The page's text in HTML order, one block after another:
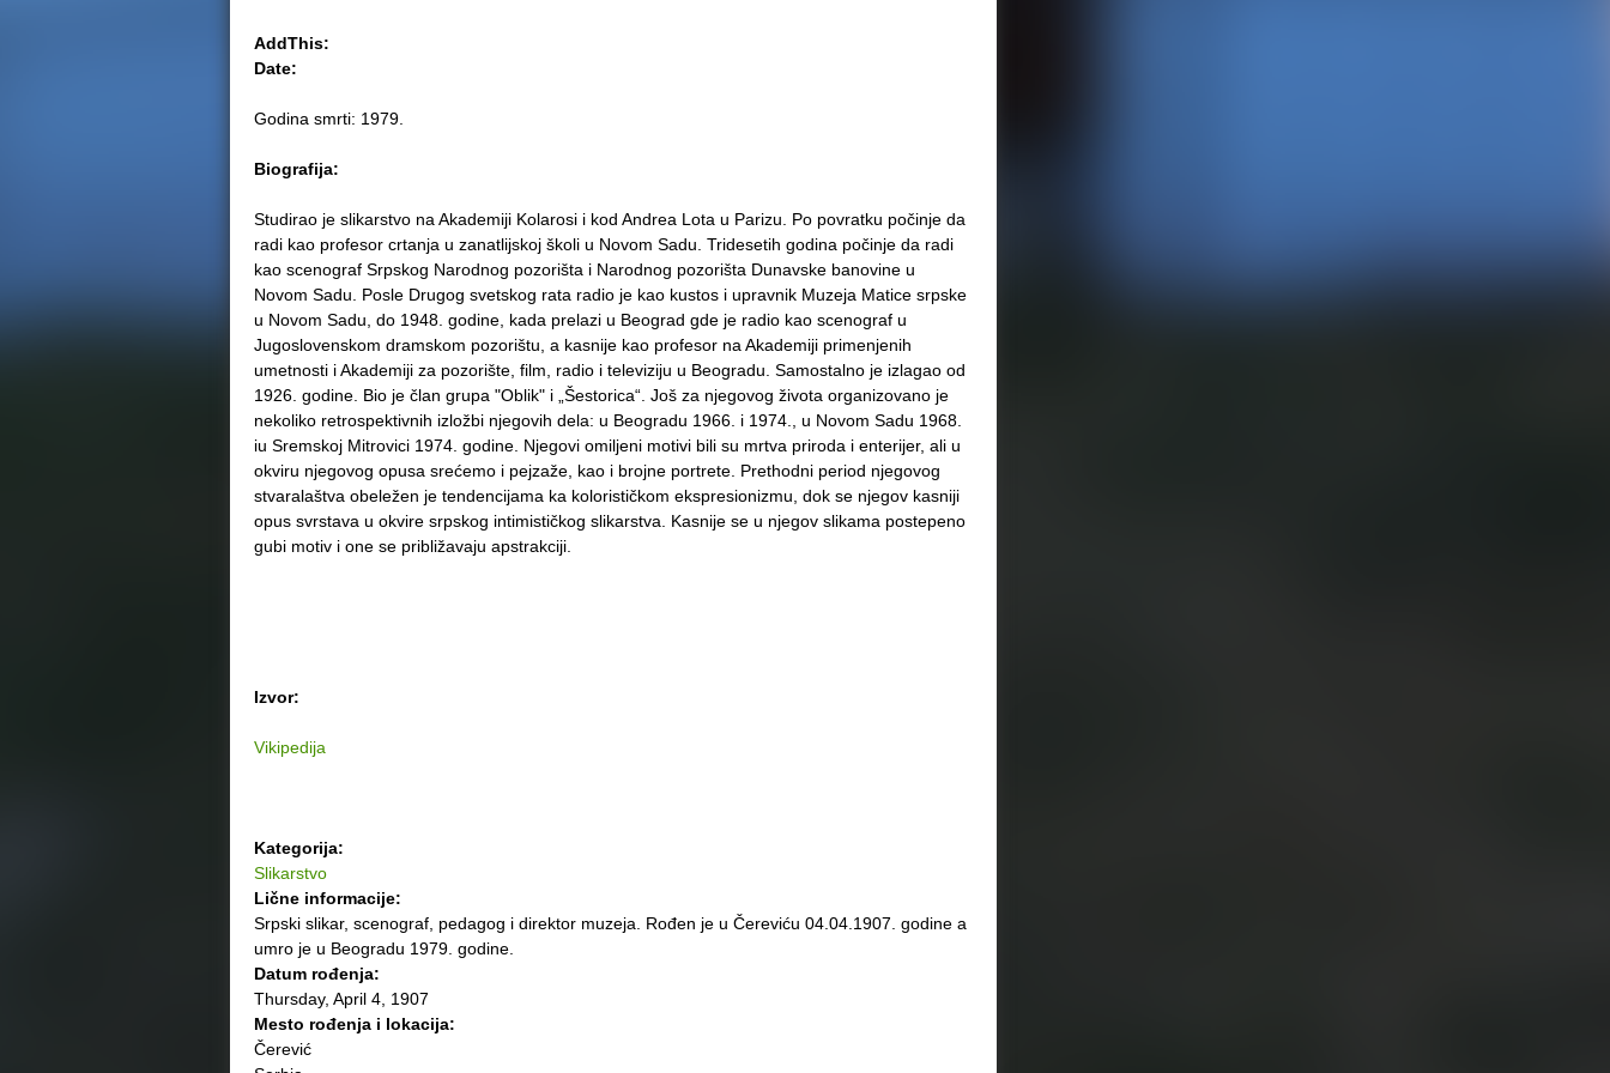
AddThis:
Date:
Godina smrti: 1979.
Biografija:
Studirao je slikarstvo na Akademiji Kolarosi i kod Andrea Lota u Parizu. Po povratku počinje da
radi kao profesor crtanja u zanatlijskoj školi u Novom Sadu. Tridesetih godina počinje da radi
kao scenograf Srpskog Narodnog pozorišta i Narodnog pozorišta Dunavske banovine u
Novom Sadu. Posle Drugog svetskog rata radio je kao kustos i upravnik Muzeja Matice srpske
u Novom Sadu, do 1948. godine, kada prelazi u Beograd gde je radio kao scenograf u
Jugoslovenskom dramskom pozorištu, a kasnije kao profesor na Akademiji primenjenih
umetnosti i Akademiji za pozorište, film, radio i televiziju u Beogradu. Samostalno je izlagao od
1926. godine. Bio je član grupa "Oblik" i „Šestorica“. Još za njegovog života organizovano je
nekoliko retrospektivnih izložbi njegovih dela: u Beogradu 1966. i 1974., u Novom Sadu 1968.
iu Sremskoj Mitrovici 1974. godine. Njegovi omiljeni motivi bili su mrtva priroda i enterijer, ali u
okviru njegovog opusa srećemo i pejzaže, kao i brojne portrete. Prethodni period njegovog
stvaralaštva obeležen je tendencijama ka kolorističkom ekspresionizmu, dok se njegov kasniji
opus svrstava u okvire srpskog intimističkog slikarstva. Kasnije se u njegov slikama postepeno
gubi motiv i one se približavaju apstrakciji.
Izvor:
Vikipedija
Kategorija:
Slikarstvo
Lične informacije:
Srpski slikar, scenograf, pedagog i direktor muzeja. Rođen je u Čereviću 04.04.1907. godine a
umro je u Beogradu 1979. godine.
Datum rođenja:
Thursday, April 4, 1907
Mesto rođenja i lokacija:
Čerević